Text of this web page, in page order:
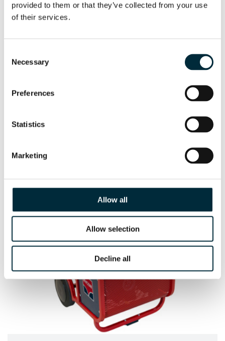
provided to them or that they’ve collected from your use
of their services.
Selection
Necessary
Preferences
Statistics
Marketing
Allow all
Allow selection
Decline all